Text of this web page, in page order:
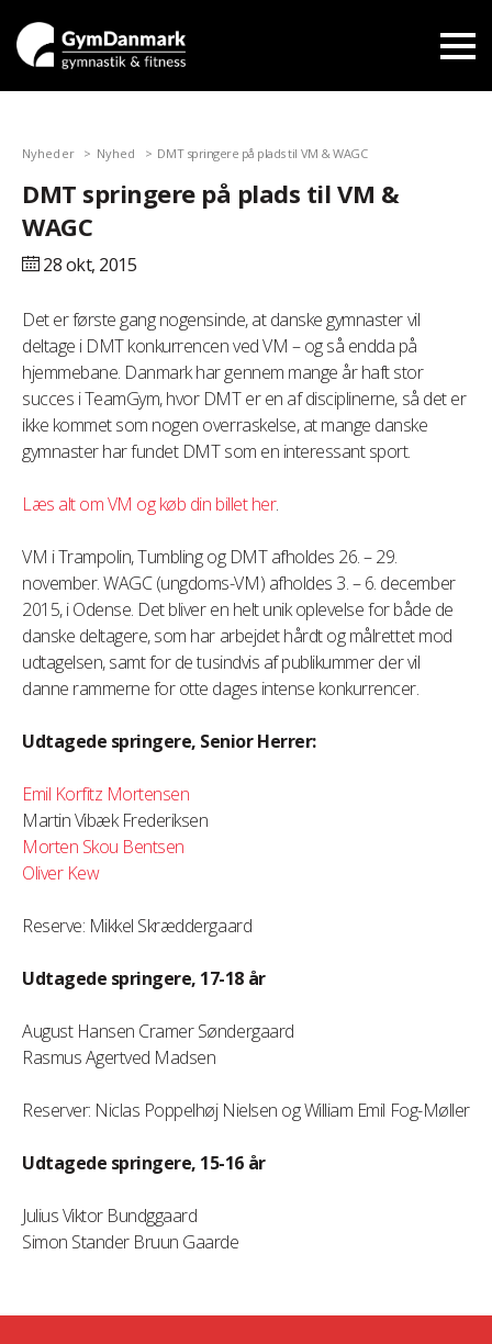
Nyheder Nyhed DMT springere på plads til VM & WAGC
DMT springere på plads til VM &
WAGC
28 okt, 2015
Det er første gang nogensinde, at danske gymnaster vil
deltage i DMT konkurrencen ved VM – og så endda på
hjemmebane. Danmark har gennem mange år haft stor
succes i TeamGym, hvor DMT er en af disciplinerne, så det er
ikke kommet som nogen overraskelse, at mange danske
gymnaster har fundet DMT som en interessant sport.
Læs alt om VM og køb din billet her.
VM i Trampolin, Tumbling og DMT afholdes 26. – 29.
november. WAGC (ungdoms-VM) afholdes 3. – 6. december
2015, i Odense. Det bliver en helt unik oplevelse for både de
danske deltagere, som har arbejdet hårdt og målrettet mod
udtagelsen, samt for de tusindvis af publikummer der vil
danne rammerne for otte dages intense konkurrencer.
Udtagede springere, Senior Herrer:
Emil Korfitz Mortensen
Martin Vibæk Frederiksen
Morten Skou Bentsen
Oliver Kew
Reserve: Mikkel Skræddergaard
Udtagede springere, 17-18 år
August Hansen Cramer Søndergaard
Rasmus Agertved Madsen
Reserver: Niclas Poppelhøj Nielsen og William Emil Fog-Møller
Udtagede springere, 15-16 år
Julius Viktor Bundggaard
Simon Stander Bruun Gaarde